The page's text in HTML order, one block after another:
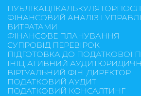
ПУБЛІКАЦІЇКАЛЬКУЛЯТОР
ФІНАНСОВИЙ АНАЛІЗ І
ВИТРАТАМИ
ФІНАНСОВЕ ПЛАНУВАННЯ
СУПРОВІД ПЕРЕВІРОК
ПІДГОТОВКА ДО ПОДАТКОВОЇ
ІНІЦІАТИВНИЙ АУДИТ
ВІРТУАЛЬНИЙ ФІН. ДИРЕКТОР
ПОДАТКОВИЙ АУДИТ
ПОДАТКОВИЙ КОНСАЛТИНГ